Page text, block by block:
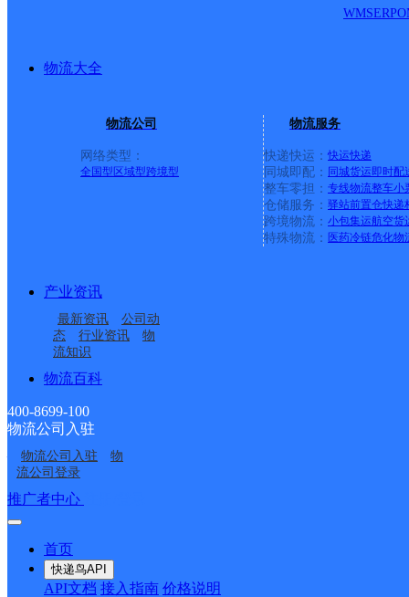
WMSERP
物流大全
物流公司
网络类型：
全国型 区域型跨境型
物流服务
快递快运： 快运快递
同城即配： 同城货运即时配
整车零担： 专线物流整车小
仓储服务： 驿站前置仓快递
跨境物流： 小包集运航空货
特殊物流： 医药冷链危化物
产业资讯
最新资讯
公司动
态
行业资讯
物
流知识
物流百科
400-8699-100
物流公司入驻
物流公司入驻
物
流公司登录
推广者中心
首页
快递鸟API
API文档 接入指南 价格说明
崇左天等县天宝北路营
县天等镇天宝北路18号
详情
顺丰速运 更多号码
派送范围:全境
天等县
圆通速递
派送范围:天等县（天等